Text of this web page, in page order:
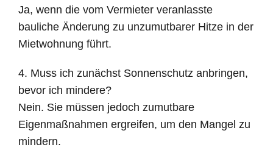
Ja, wenn die vom Vermieter veranlasste
bauliche Änderung zu unzumutbarer Hitze in der
Mietwohnung führt.
4. Muss ich zunächst Sonnenschutz anbringen,
bevor ich mindere?
Nein. Sie müssen jedoch zumutbare
Eigenmaßnahmen ergreifen, um den Mangel zu
mindern.